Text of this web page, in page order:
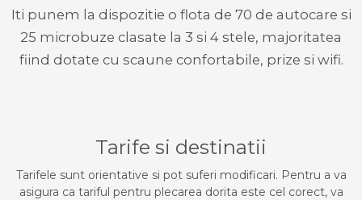
Iti punem la dispozitie o flota de 70 de autocare si
25 microbuze clasate la 3 si 4 stele, majoritatea
fiind dotate cu scaune confortabile, prize si wifi.
Tarife si destinatii
Tarifele sunt orientative si pot suferi modificari. Pentru a va
asigura ca tariful pentru plecarea dorita este cel corect, va